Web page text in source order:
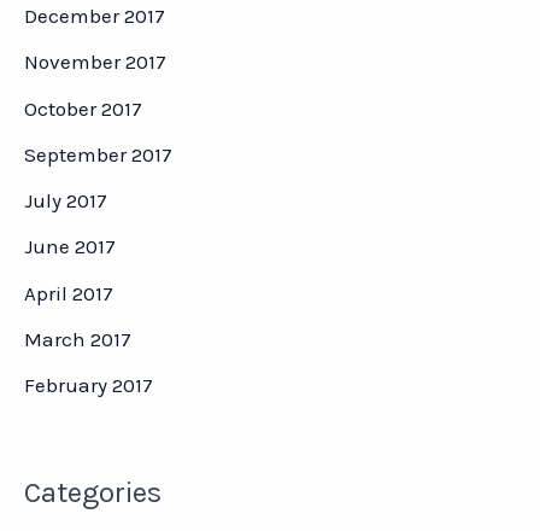
December 2017
November 2017
October 2017
September 2017
July 2017
June 2017
April 2017
March 2017
February 2017
Categories